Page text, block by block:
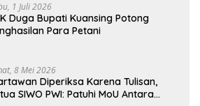
1 Juli 2026
Duga Bupati Kuansing Potong
Para Petani
8 Mei 2026
Diperiksa Karena Tulisan,
SIWO PWI: Patuhi MoU Antara